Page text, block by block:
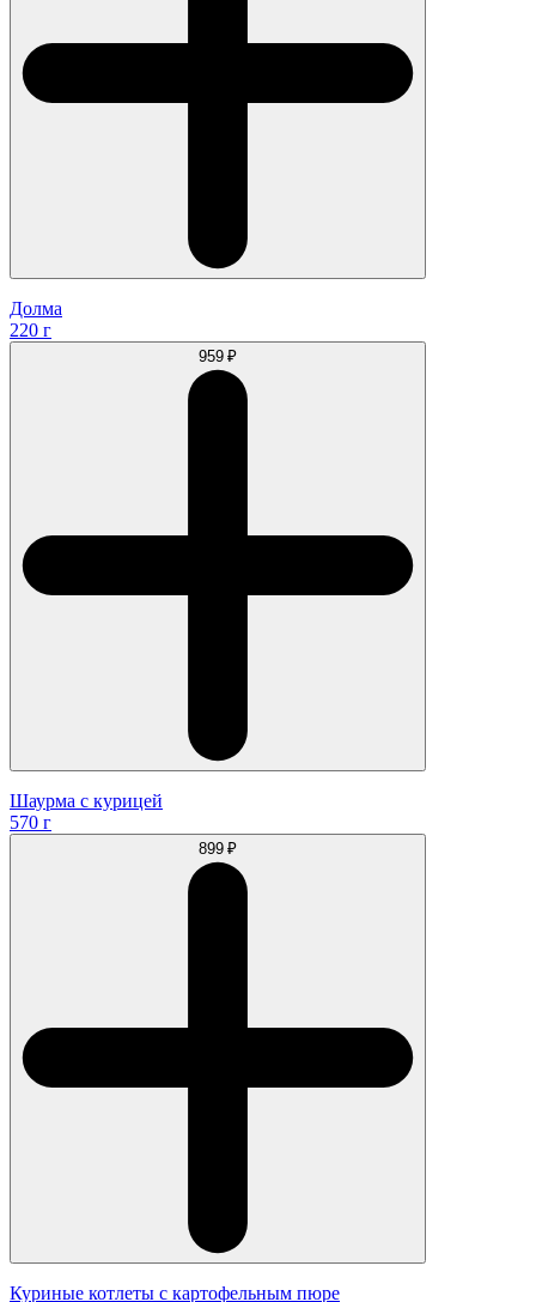
Долма
220 г
959 ₽
Шаурма с курицей
570 г
899 ₽
Куриные котлеты с картофельным пюре